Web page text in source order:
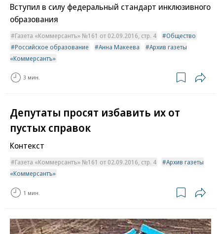
Вступил в силу федеральный стандарт инклюзивного
образования
Газета «Коммерсантъ» №161 от 02.09.2016, стр. 4
Общество
Российское образование
Анна Макеева
Архив газеты
«Коммерсантъ»
3 мин.
Депутаты просят избавить их от
пустых справок
Контекст
Газета «Коммерсантъ» №161 от 02.09.2016, стр. 4
Архив газеты
«Коммерсантъ»
1 мин.